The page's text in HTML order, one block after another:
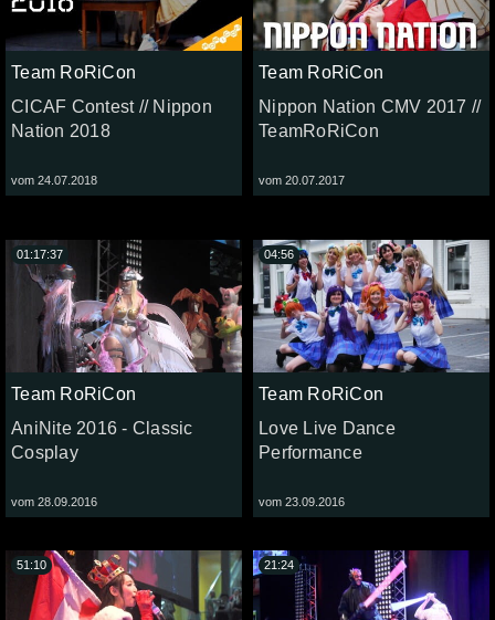
Team RoRiCon
CICAF Contest // Nippon
Nation 2018
vom 24.07.2018
Team RoRiCon
Nippon Nation CMV 2017 //
TeamRoRiCon
vom 20.07.2017
Team RoRiCon
AniNite 2016 - Classic
Cosplay
vom 28.09.2016
01:17:37
Team RoRiCon
Love Live Dance
Performance
vom 23.09.2016
04:56
51:10 21:24